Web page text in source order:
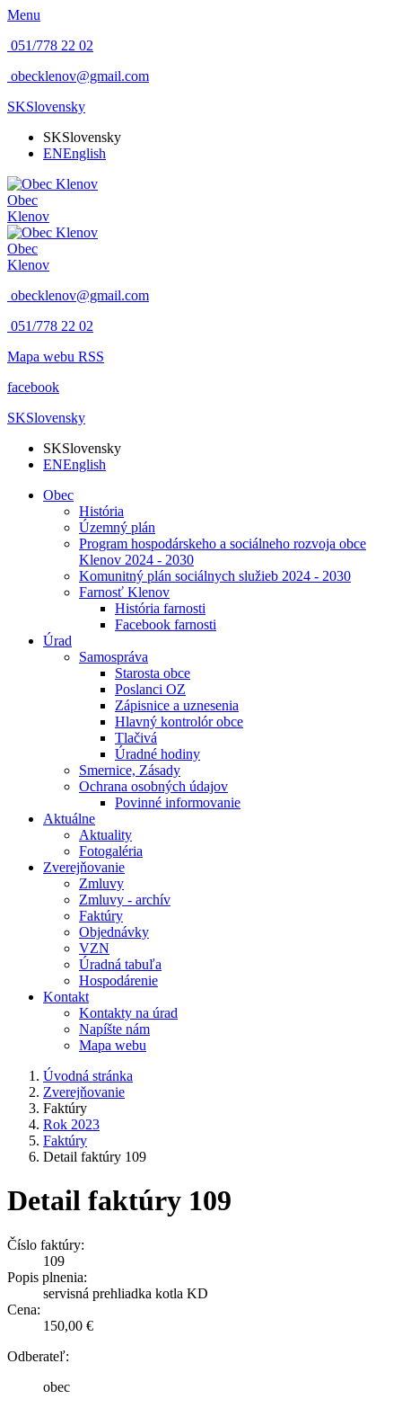
Menu
051/778 22 02
obecklenov@gmail.com
SKSlovensky
SKSlovensky
ENEnglish
Obec
Klenov
Obec
Klenov
obecklenov@gmail.com
051/778 22 02
Mapa webu RSS
facebook
SKSlovensky
SKSlovensky
ENEnglish
Obec
História
Územný plán
Program hospodárskeho a sociálneho rozvoja obce
Klenov 2024 - 2030
Komunitný plán sociálnych služieb 2024 - 2030
Farnosť Klenov
História farnosti
Facebook farnosti
Úrad
Samospráva
Starosta obce
Poslanci OZ
Zápisnice a uznesenia
Hlavný kontrolór obce
Tlačivá
Úradné hodiny
Smernice, Zásady
Ochrana osobných údajov
Povinné informovanie
Aktuálne
Aktuality
Fotogaléria
Zverejňovanie
Zmluvy
Zmluvy - archív
Faktúry
Objednávky
VZN
Úradná tabuľa
Hospodárenie
Kontakt
Kontakty na úrad
Napíšte nám
Mapa webu
Úvodná stránka
Zverejňovanie
Faktúry
Rok 2023
Faktúry
Detail faktúry 109
Detail faktúry 109
Číslo faktúry:
109
Popis plnenia:
servisná prehliadka kotla KD
Cena:
150,00 €
Odberateľ:
obec